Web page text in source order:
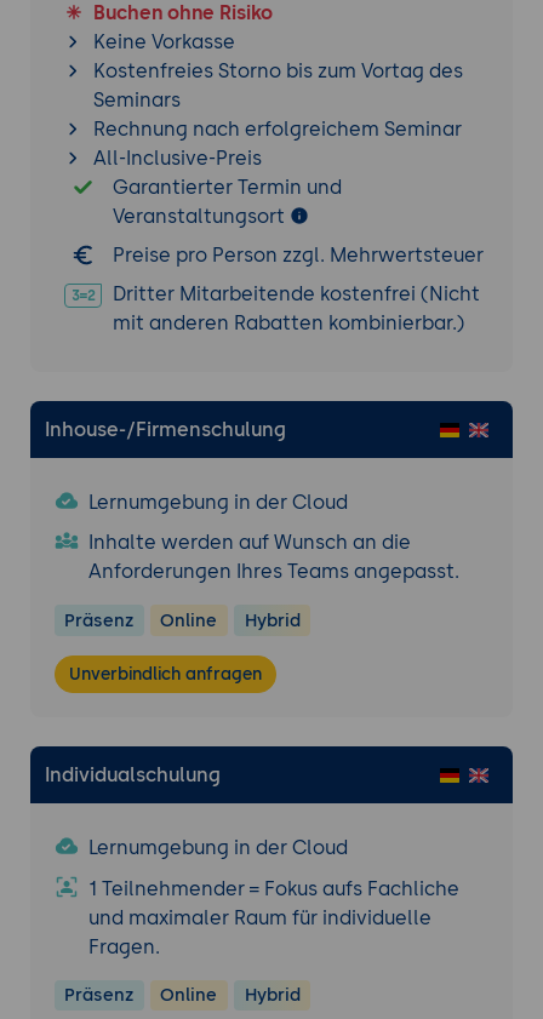
Buchen ohne Risiko
Keine Vorkasse
Kostenfreies Storno bis zum Vortag des
Seminars
Rechnung nach erfolgreichem Seminar
All-Inclusive-Preis
Garantierter Termin und
Veranstaltungsort
Preise pro Person zzgl. Mehrwertsteuer
Dritter Mitarbeitende kostenfrei (Nicht
mit anderen Rabatten kombinierbar.)
Inhouse-/Firmenschulung
Lernumgebung in der Cloud
Inhalte werden auf Wunsch an die
Anforderungen Ihres Teams angepasst.
Präsenz Online Hybrid
Unverbindlich anfragen
Individualschulung
Lernumgebung in der Cloud
1 Teilnehmender = Fokus aufs Fachliche
und maximaler Raum für individuelle
Fragen.
Präsenz Online Hybrid